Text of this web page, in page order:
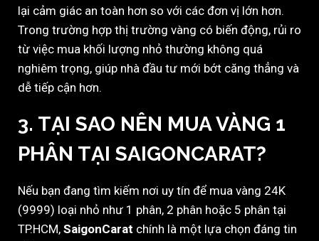
lại cảm giác an toàn hơn so với các đơn vị lớn hơn.
Trong trường hợp thị trường vàng có biến động, rủi ro
từ việc mua khối lượng nhỏ thường không quá
nghiêm trọng, giúp nhà đầu tư mới bớt căng thẳng và
dễ tiếp cận hơn.
3. TẠI SAO NÊN MUA VÀNG 1
PHÂN TẠI SAIGONCARAT?
Nếu bạn đang tìm kiếm nơi uy tín để mua vàng 24K
(9999) loại nhỏ như 1 phân, 2 phân hoặc 5 phân tại
TP.HCM, SaigonCarat chính là một lựa chọn đáng tin